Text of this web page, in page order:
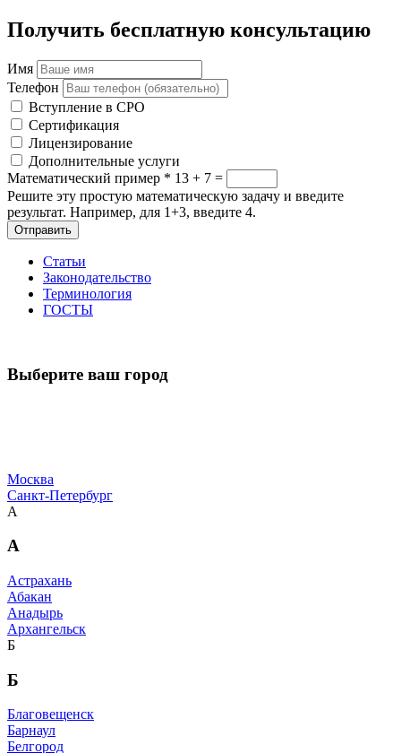
Получить бесплатную консультацию
Имя
Телефон
Вступление в СРО
Сертификация
Лицензирование
Дополнительные услуги
Математический пример * 13 + 7 =
Решите эту простую математическую задачу и введите
результат. Например, для 1+3, введите 4.
Отправить
Статьи
Законодательство
Терминология
ГОСТЫ
Выберите ваш город
Москва
Санкт-Петербург
А
А
Астрахань
Абакан
Анадырь
Архангельск
Б
Б
Благовещенск
Барнаул
Белгород